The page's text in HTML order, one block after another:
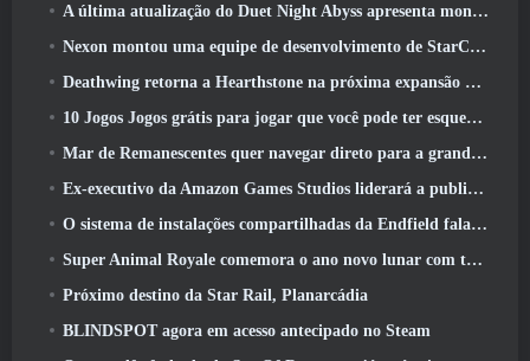
A última atualização do Duet Night Abyss apresenta montagens
Nexon montou uma equipe de desenvolvimento de StarCraft Shooter de acordo com relatório do canal coreano
Deathwing retorna a Hearthstone na próxima expansão do Cataclismo
10 Jogos Jogos grátis para jogar que você pode ter esquecido que estão participando do PvP Fest do Steam
Mar de Remanescentes quer navegar direto para a grandeza
Ex-executivo da Amazon Games Studios liderará a publicação ocidental da Aion 2
O sistema de instalações compartilhadas da Endfield fala sobre os jogadores
Super Animal Royale comemora o ano novo lunar com três semanas de eventos de super cavalos
Próximo destino da Star Rail, Planarcádia
BLINDSPOT agora em acesso antecipado no Steam